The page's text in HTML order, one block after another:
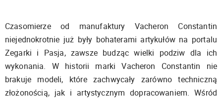
Czasomierze od manufaktury Vacheron Constantin
niejednokrotnie już były bohaterami artykułów na portalu
Zegarki i Pasja, zawsze budząc wielki podziw dla ich
wykonania. W historii marki Vacheron Constantin nie
brakuje modeli, które zachwycały zarówno techniczną
złożonością, jak i artystycznym dopracowaniem. Wśród